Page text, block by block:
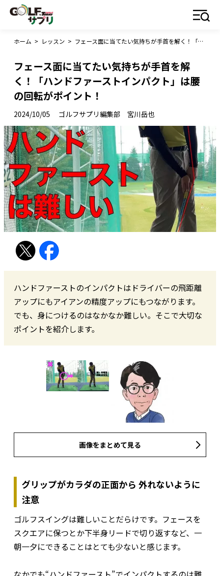
ホーム > レッスン > フェース面に当てたい気持ちが手首を解く！「ハンドファーストインパクト」は腰の回転がポイント！
フェース面に当てたい気持ちが手首を解
く！「ハンドファーストインパクト」は腰
の回転がポイント！
2024/10/05 ゴルフサプリ編集部 宮川岳也
ハンドファーストのインパクトはドライバーの飛距離
アップにもアイアンの精度アップにもつながります。
でも、身につけるのはなかなか難しい。そこで大切な
ポイントを紹介します。
画像をまとめて見る
グリップがカラダの正面から 外れないように
注意
ゴルフスイングは難しいことだらけです。フェースを
スクエアに保つとか下半身リードで切り返すなど、一
朝一夕にできることはとても少ないと感じます。